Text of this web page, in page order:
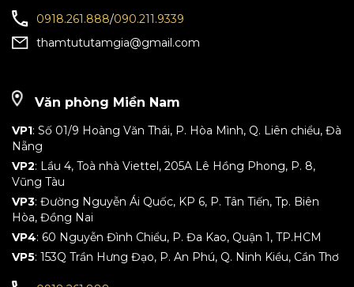
0918.261.888/090.211.9339
thamtututamgia@gmail.com
Văn phòng Miền Nam
VP1: Số 01/9 Hoàng Văn Thái, P. Hòa Mình, Q. Liên chiểu, Đà
Nẵng
VP2: Lầu 4, Toà nhà Viettel, 205A Lê Hồng Phong, P. 8,
Vũng Tàu
VP3: Đường Nguyễn Ái Quốc, KP 6, P. Tân Tiến, Tp. Biên
Hòa, Đồng Nai
VP4: 60 Nguyễn Đình Chiểu, P. Đa Kao, Quận 1, TP.HCM
VP5: 153Q Trần Hưng Đạo, P. An Phú, Q. Ninh Kiều, Cần Thơ